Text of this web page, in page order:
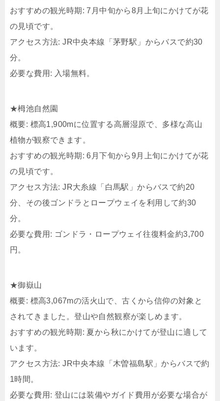
おすすめの観光時期: 7月中旬から8月上旬にかけてが花
の見頃です。
アクセス方法: JR中央本線「茅野駅」からバスで約30
分。
必要な費用: 入場無料。
★栂池自然園
概要: 標高1,900mに位置する高層湿原で、多様な高山
植物が観察できます。
おすすめの観光時期: 6月下旬から9月上旬にかけてが花
の見頃です。
アクセス方法: JR大糸線「白馬駅」からバスで約20
分、その後ゴンドラとロープウェイを利用して約30
分。
必要な費用: ゴンドラ・ロープウェイ往復料金約3,700
円。
★御嶽山
概要: 標高3,067mの活火山で、古くから信仰の対象と
されてきました。登山や自然観察が楽しめます。
おすすめの観光時期: 夏から秋にかけてが登山に適して
います。
アクセス方法: JR中央本線「木曽福島駅」からバスで約
1時間。
必要な費用: 登山には装備やガイド費用が必要な場合が